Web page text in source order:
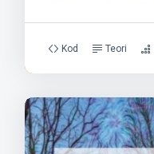
Kod Teori